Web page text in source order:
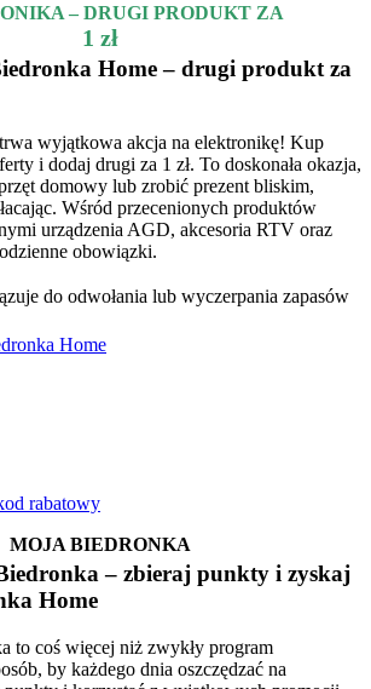
– DRUGI PRODUKT ZA
1 zł
Home – drugi produkt za
wyjątkowa akcja na elektronikę! Kup
i dodaj drugi za 1 zł. To doskonała okazja,
domowy lub zrobić prezent bliskim,
Wśród przecenionych produktów
urządzenia AGD, akcesoria RTV oraz
obowiązki.
do odwołania lub wyczerpania zapasów
Home
MOJA BIEDRONKA
– zbieraj punkty i zyskaj
Home
to coś więcej niż zwykły program
by każdego dnia oszczędzać na